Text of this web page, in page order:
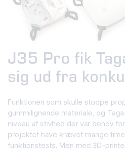
J35 Pro fik
sig ud fra
Funktionen som skulle stoppe
gummilignende materiale, og
niveau af stivhed der var behov
projektet have krævet mange
funktionstests. Men med 3D-